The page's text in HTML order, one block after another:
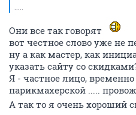
.....
Они все так говорят
вот честное слово уже не
ну а как мастер, как
указать сайту со
Я - частное лицо,
парикмахерской .....
А так то я очень хороший